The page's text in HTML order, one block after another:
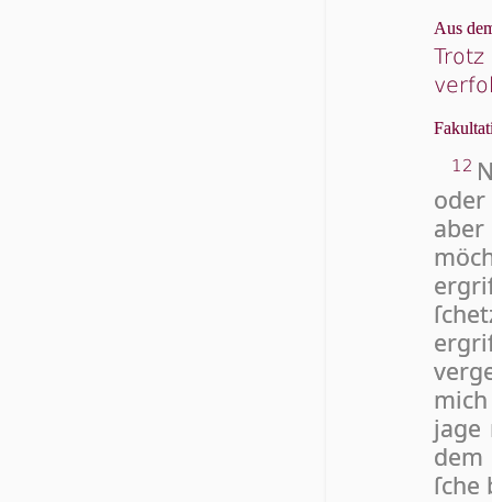
Aus
12
jage